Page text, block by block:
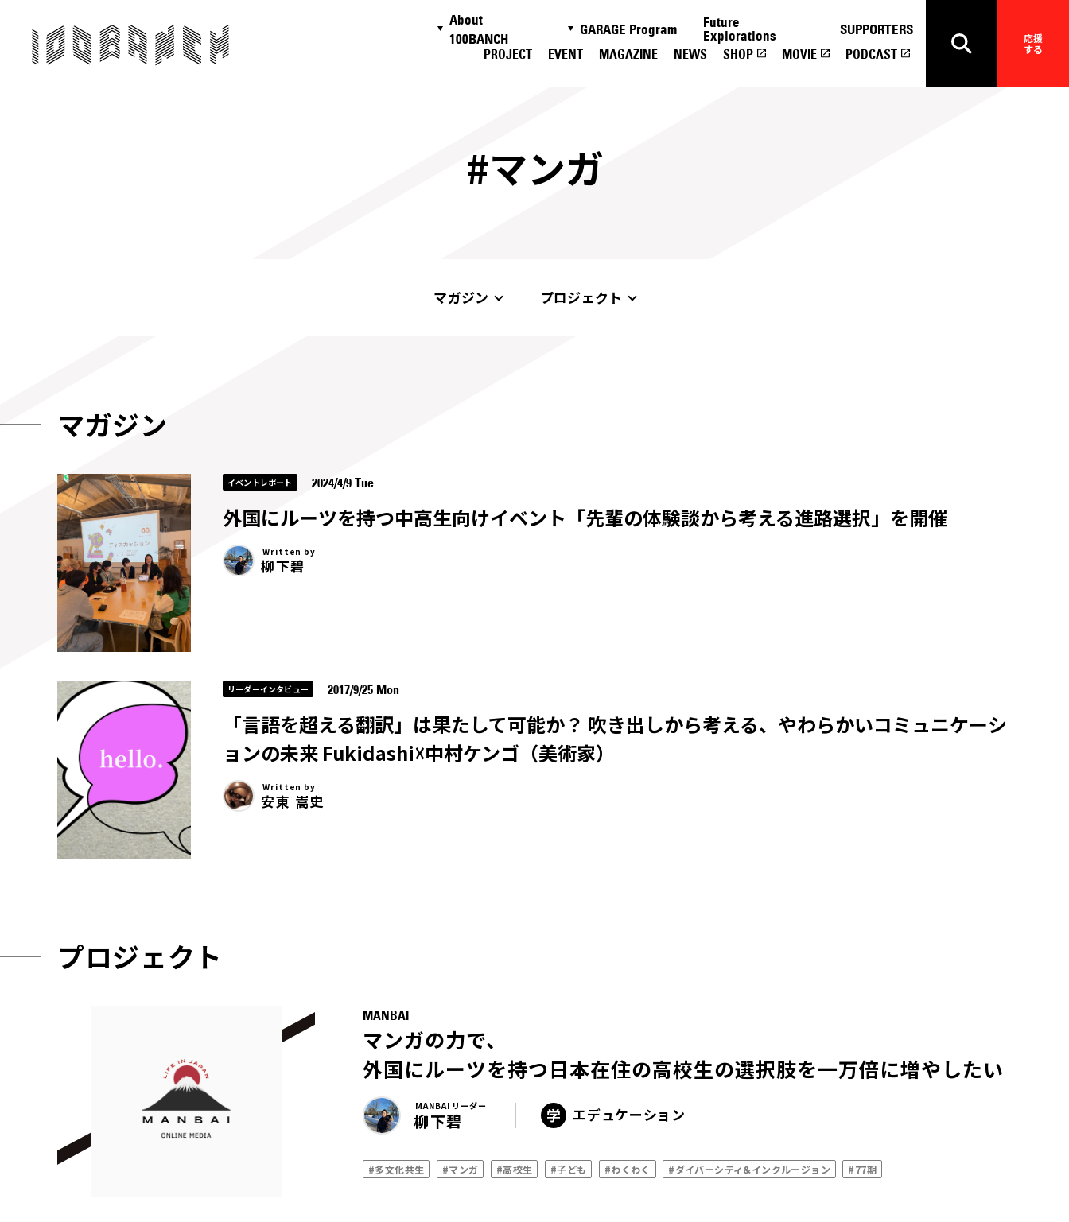
応援
する
About
100BANCH
GARAGE Program
Future
Explorations
SUPPORTERS
PROJECT
EVENT MAGAZINE NEWS SHOP MOVIE PODCAST
#マンガ
マガジン プロジェクト
マガジン
イベントレポート 2024/4/9 Tue
外国にルーツを持つ中高生向けイベント「先輩の体験談から考える進路選択」を開催
Written by
柳下碧
リーダーインタビュー 2017/9/25 Mon
「言語を超える翻訳」は果たして可能か？ 吹き出しから考える、やわらかいコミュニケーシ
ョンの未来 Fukidashi☓中村ケンゴ（美術家）
Written by
安東 嵩史
プロジェクト
MANBAI
マンガの力で、
外国にルーツを持つ日本在住の高校生の選択肢を一万倍に増やしたい
MANBAI リーダー
柳下碧 エデュケーション
#多文化共生 #マンガ #高校生 #子ども #わくわく #ダイバーシティ&インクルージョン #77期